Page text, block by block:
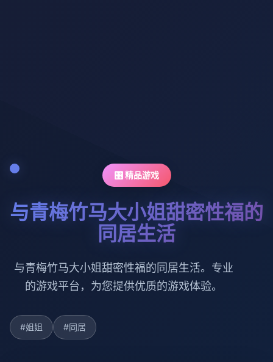
🎛️ 精品游戏
与青梅竹马大小姐甜密性福的
同居生活
与青梅竹马大小姐甜密性福的同居生活。专业
的游戏平台，为您提供优质的游戏体验。
#姐姐 #同居